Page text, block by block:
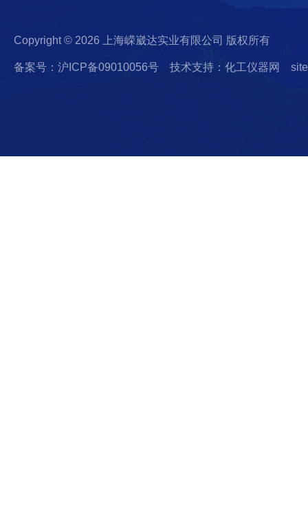
Copyright © 2026 上海嵘崴达实业有限公司 版权所有
备案号：沪ICP备09010056号 技术支持：化工仪器网